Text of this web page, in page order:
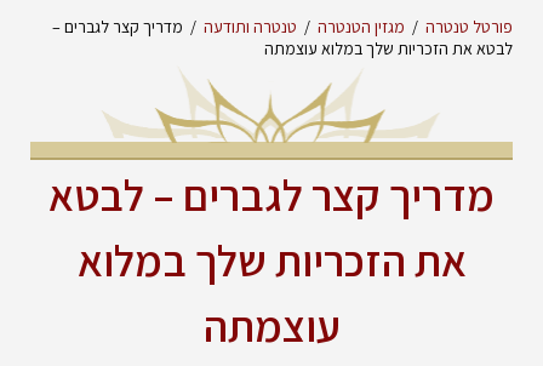
פורטל טנטרה / מגזין הטנטרה / טנטרה ותודעה / מדריך קצר לגברים –
לבטא את הזכריות שלך במלוא עוצמתה
מדריך קצר לגברים – לבטא
את הזכריות שלך במלוא
עוצמתה